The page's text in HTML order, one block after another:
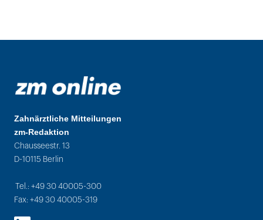
Zahnärztliche Mitteilungen
zm-Redaktion
Chausseestr. 13
D-10115 Berlin
Tel.: +49 30 40005-300
Fax: +49 30 40005-319